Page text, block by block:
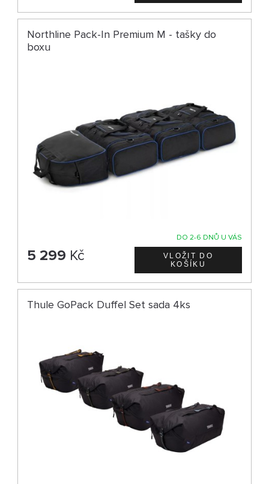
Northline Pack-In Premium M - tašky do
boxu
DO 2-6 DNŮ U VÁS
5 299 Kč
Thule GoPack Duffel Set sada 4ks